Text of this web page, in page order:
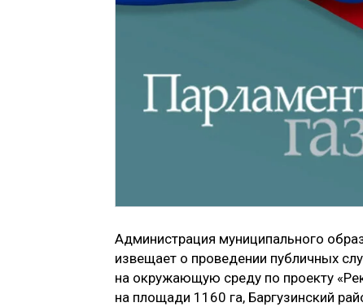
Администрация муниципального
извещает о проведении публичных
на окружающую среду по проекту
на площади 1160 га, Баргузинский